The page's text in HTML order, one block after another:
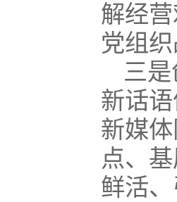
解经
党组
三
新话
新媒
点、
鲜活